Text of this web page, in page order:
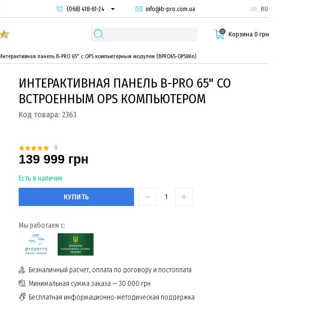
(068) 418-61-24
(095) 987-29-55
info@b-pro.com.ua UA RU
0 Корзина 0 грн
панель B-PRO 65" с OPS компьютерным модулем (BPRO65-OPSWin)
ИНТЕРАКТИВНАЯ ПАНЕЛЬ B-PRO 65" СО
ВСТРОЕННЫМ OPS КОМПЬЮТЕРОМ
Код товара: 2363
8
139 999 грн
Есть в наличие
КУПИТЬ
Мы работаем с:
Безналичный расчет, оплата по договору и постоплата
Минимальная сумма заказа — 30 000 грн
Бесплатная информационно-методическая поддержка